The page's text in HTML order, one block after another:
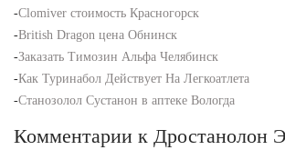
-Clomiver стоимость Красногорск
-British Dragon цена Обнинск
-Заказать Tимозин Альфа Челябинск
-Как Туринабол Действует На Легкоатлета
-Станозолол Сустанон в аптеке Вологда
Комментарии к Дростанолон